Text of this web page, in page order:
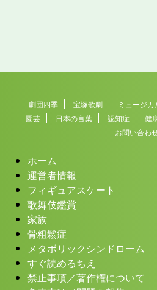
劇団四季 宝塚歌劇 ミュージカ
園芸
日本の言葉 認知症 健
お問い合わ
ホーム
運営者情報
フィギュアスケート
歌舞伎鑑賞
家族
骨粗鬆症
メタボリックシンドローム
すぐ読めるちえ
禁止事項／著作権について